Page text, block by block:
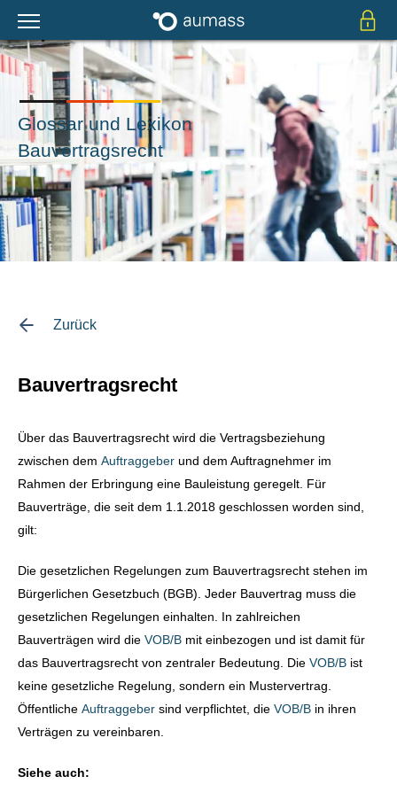
Glossar und Lexikon
Bauvertragsrecht
Zurück
Bauvertragsrecht
Über das Bauvertragsrecht wird die Vertragsbeziehung
zwischen dem Auftraggeber und dem Auftragnehmer im
Rahmen der Erbringung eine Bauleistung geregelt. Für
Bauverträge, die seit dem 1.1.2018 geschlossen worden sind,
gilt:
Die gesetzlichen Regelungen zum Bauvertragsrecht stehen im
Bürgerlichen Gesetzbuch (BGB). Jeder Bauvertrag muss die
gesetzlichen Regelungen einhalten. In zahlreichen
Bauverträgen wird die VOB/B mit einbezogen und ist damit für
das Bauvertragsrecht von zentraler Bedeutung. Die VOB/B ist
keine gesetzliche Regelung, sondern ein Mustervertrag.
Öffentliche Auftraggeber sind verpflichtet, die VOB/B in ihren
Verträgen zu vereinbaren.
Siehe auch: